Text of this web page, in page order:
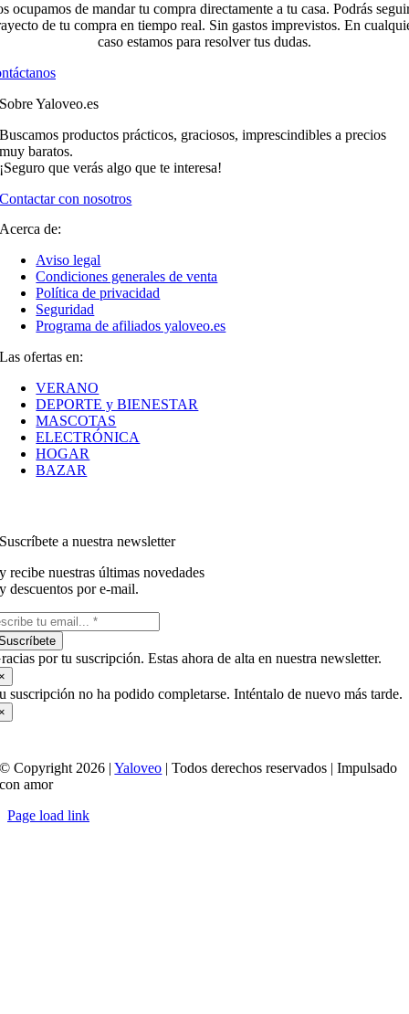
ocupamos de mandar tu compra directamente a tu casa. Podrás
de tu compra en tiempo real. Sin gastos imprevistos. En
caso estamos para resolver tus dudas.
Sobre Yaloveo.es
Buscamos productos prácticos, graciosos, imprescindibles a precios
muy baratos.
¡Seguro que verás algo que te interesa!
Contactar con nosotros
Acerca de:
Aviso legal
Condiciones generales de venta
Política de privacidad
Seguridad
Programa de afiliados yaloveo.es
Las ofertas en:
VERANO
DEPORTE y BIENESTAR
MASCOTAS
ELECTRÓNICA
HOGAR
BAZAR
Suscríbete a nuestra newsletter
y recibe nuestras últimas novedades
y descuentos por e-mail.
por tu suscripción. Estas ahora de alta en nuestra newsletter.
suscripción no ha podido completarse. Inténtalo de nuevo más tarde.
© Copyright 2026 |Yaloveo | Todos derechos reservados | Impulsado
con amor
Page load link